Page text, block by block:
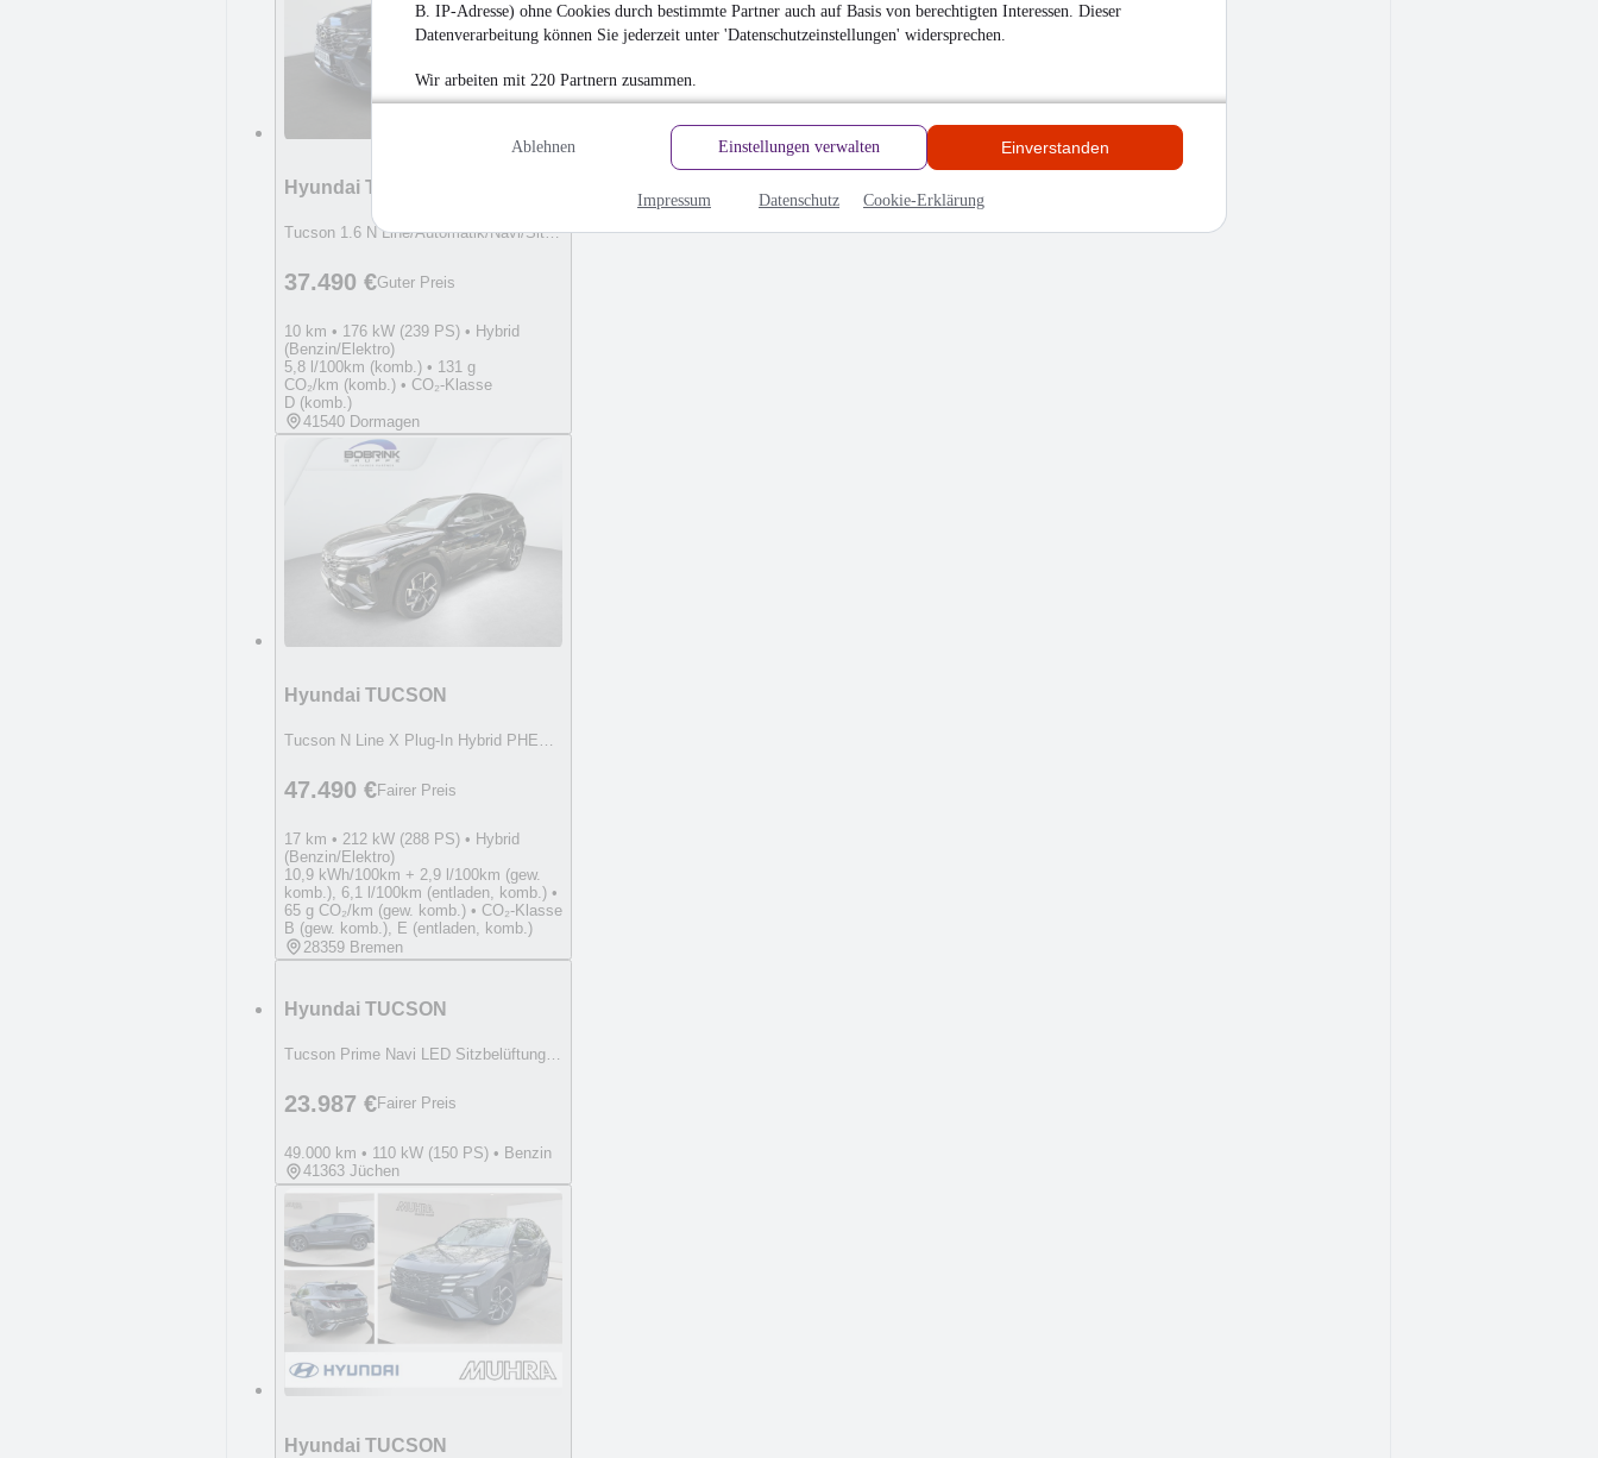
B. IP-Adresse) ohne Cookies durch bestimmte Partner auch auf Basis von berechtigten Interessen. Dieser
Datenverarbeitung können Sie jederzeit unter 'Datenschutzeinstellungen' widersprechen.
Wir arbeiten mit 220 Partnern zusammen.
Ablehnen Einstellungen verwalten Einverstanden
Impressum Datenschutz Cookie-Erklärung
Hyundai TUCSON
Tucson 1.6 N Line/Automatik/Navi/Sitzheizung/Len
37.490 €Guter Preis
10 km • 176 kW (239 PS) • Hybrid
(Benzin/Elektro)
5,8 l/100km (komb.) • 131 g
CO₂/km (komb.) • CO₂-Klasse
D (komb.)
41540 Dormagen
Hyundai TUCSON
Tucson N Line X Plug-In Hybrid PHEV 1.6 T-GDi 28
47.490 €Fairer Preis
17 km • 212 kW (288 PS) • Hybrid
(Benzin/Elektro)
10,9 kWh/100km + 2,9 l/100km (gew.
komb.), 6,1 l/100km (entladen, komb.) •
65 g CO₂/km (gew. komb.) • CO₂-Klasse
B (gew. komb.), E (entladen, komb.)
28359 Bremen
Hyundai TUCSON
Tucson Prime Navi LED Sitzbelüftung 360°Kamera u
23.987 €Fairer Preis
49.000 km • 110 kW (150 PS) • Benzin
41363 Jüchen
Hyundai TUCSON